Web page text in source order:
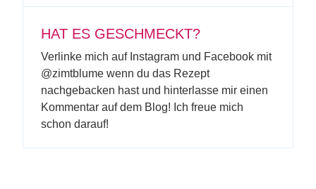
HAT ES GESCHMECKT?
Verlinke mich auf Instagram und Facebook mit
@zimtblume wenn du das Rezept
nachgebacken hast und hinterlasse mir einen
Kommentar auf dem Blog! Ich freue mich
schon darauf!